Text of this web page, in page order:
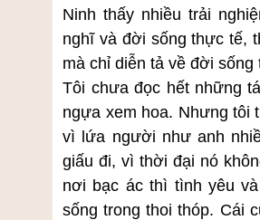
Ninh thấy nhiều trải
nghĩ và đời sống thực tế,
mà chỉ diễn tả về đời sống
Tôi chưa đọc hết những
ngựa xem hoa. Nhưng tôi
vì lứa người như anh
giấu đi, vì thời đại nó
nơi bạc ác thì tình yêu
sống trong thoi thóp. Cái